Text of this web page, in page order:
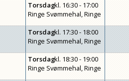
Torsdagkl. 16:30 - 17:00
Ringe Svømmehal, Ringe
Torsdagkl. 17:30 - 18:00
Ringe Svømmehal, Ringe
Torsdagkl. 18:30 - 19:00
Ringe Svømmehal, Ringe